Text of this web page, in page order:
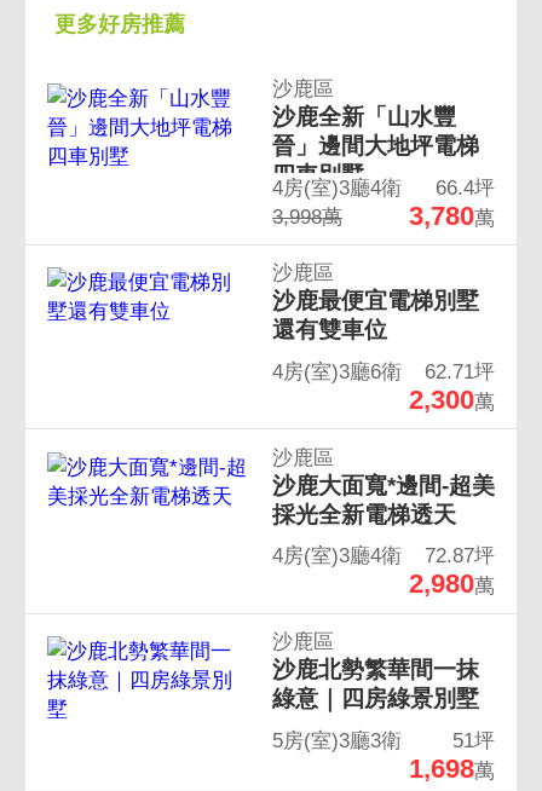
更多好房推薦
沙鹿區
沙鹿全新「山水豐
晉」邊間大地坪電梯
四車別墅
4房(室)3廳4衛
66.4坪
3,998萬
3,780萬
沙鹿區
沙鹿最便宜電梯別墅
還有雙車位
4房(室)3廳6衛 62.71坪
2,300萬
沙鹿區
沙鹿大面寬*邊間-超美
採光全新電梯透天
4房(室)3廳4衛 72.87坪
2,980萬
沙鹿區
沙鹿北勢繁華間一抹
綠意｜四房綠景別墅
5房(室)3廳3衛 51坪
1,698萬